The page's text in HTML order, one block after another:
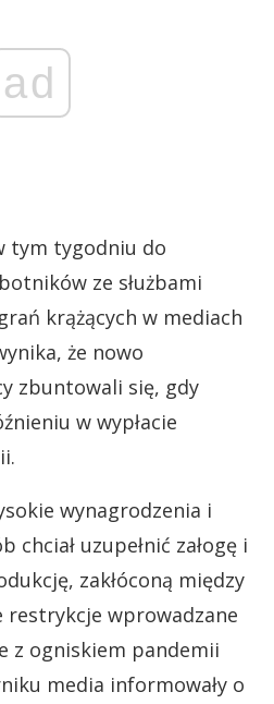
ad
tym tygodniu do
ze służbami
krążących w mediach
że nowo
zbuntowali się, gdy
w wypłacie
wynagrodzenia i
chciał uzupełnić załogę i
zakłóconą między
restrykcje wprowadzane
z ogniskiem pandemii
media informowały o